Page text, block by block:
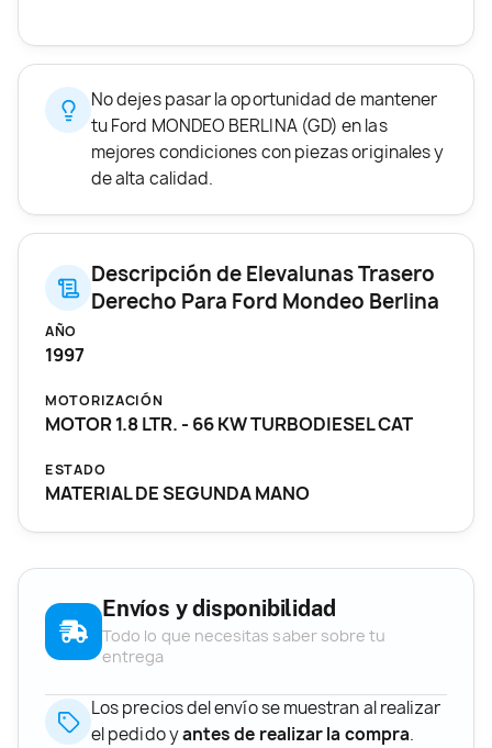
No dejes pasar la oportunidad de mantener
tu Ford MONDEO BERLINA (GD) en las
mejores condiciones con piezas originales y
de alta calidad.
Descripción de Elevalunas Trasero
Derecho Para Ford Mondeo Berlina
AÑO
1997
MOTORIZACIÓN
MOTOR 1.8 LTR. - 66 KW TURBODIESEL CAT
ESTADO
MATERIAL DE SEGUNDA MANO
Envíos y disponibilidad
Todo lo que necesitas saber sobre tu
entrega
Los precios del envío se muestran al realizar
el pedido yantes de realizar la compra.